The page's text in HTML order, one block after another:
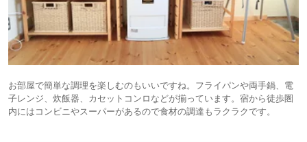
お部屋で簡単な調理を楽しむのもいいですね。フライパンや両手鍋、電
子レンジ、炊飯器、カセットコンロなどが揃っています。宿から徒歩圏
内にはコンビニやスーパーがあるので食材の調達もラクラクです。